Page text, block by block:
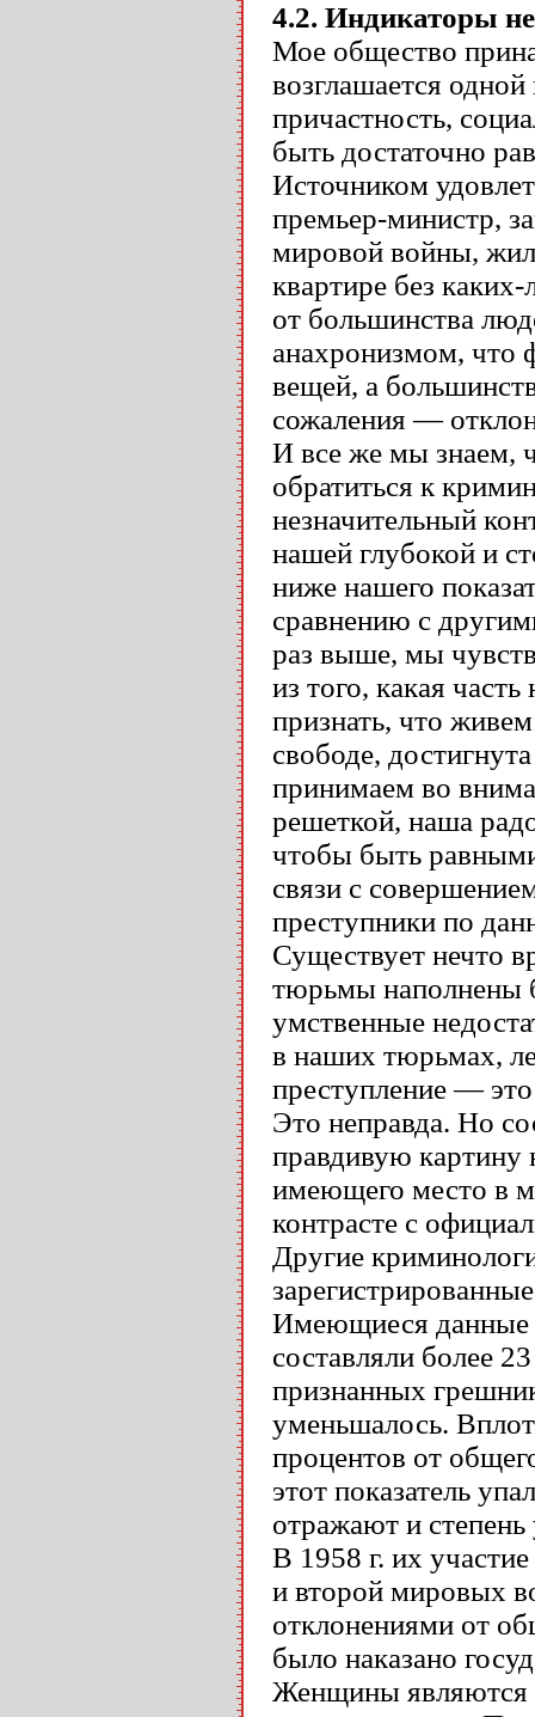
4.2. Индикаторы
Мое общество
возглашается
причастность,
быть достаточно
Источником
премьер-министр,
мировой войны,
квартире без
от большинства
анахронизмом, что
вещей, а
сожаления —
И все же мы знаем,
обратиться к
незначительный
нашей глубокой и
ниже нашего
сравнению с
раз выше, мы
из того, какая
признать, что
свободе,
принимаем во
решеткой, наша
чтобы быть
связи с
преступники по
Существует нечто
тюрьмы наполнены
умственные
в наших тюрьмах,
преступление —
Это неправда. Но
правдивую картину
имеющего место в
контрасте с
Другие
Имеющиеся данные
составляли более
признанных
уменьшалось.
процентов от
этот показатель
отражают и
В 1958 г. их
и второй мировых
отклонениями от
было наказано
Женщины являются